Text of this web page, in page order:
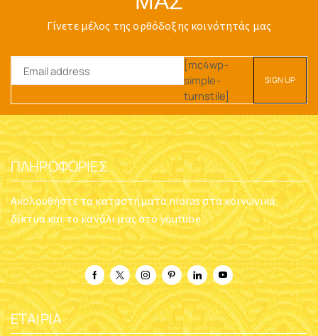
Γίνετε μέλος της ορθόδοξης κοινότητάς μας
[mc4wp-
simple-
turnstile]
ΠΛΗΡΟΦΟΡΊΕΣ
Ακολουθήστε τα καταστήματα nioras στα κοινωνικά
δίκτυα και το κανάλι μας στο youtube
ΕΤΑΙΡΊΑ